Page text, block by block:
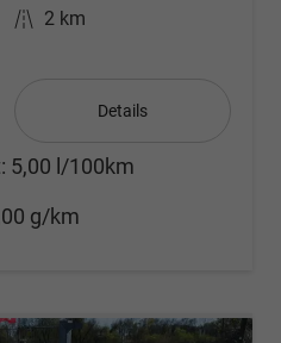
Kilometerstand 2 km
Details
5,00 l/100km
g/km